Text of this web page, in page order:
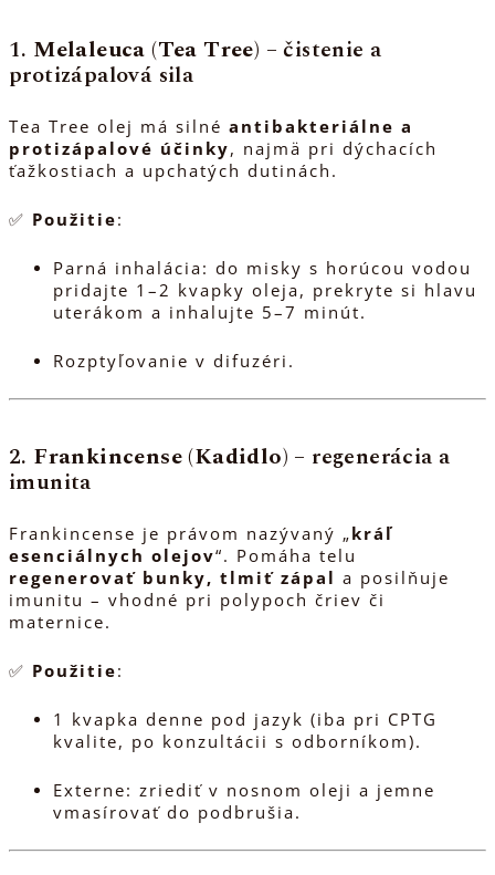
1. Melaleuca (Tea Tree) – čistenie a
protizápalová sila
Tea Tree olej má silné antibakteriálne a
protizápalové účinky, najmä pri dýchacích
ťažkostiach a upchatých dutinách.
✅ Použitie:
Parná inhalácia: do misky s horúcou vodou
pridajte 1–2 kvapky oleja, prekryte si hlavu
uterákom a inhalujte 5–7 minút.
Rozptyľovanie v difuzéri.
2. Frankincense (Kadidlo) – regenerácia a
imunita
Frankincense je právom nazývaný „kráľ
esenciálnych olejov“. Pomáha telu
regenerovať bunky, tlmiť zápal a posilňuje
imunitu – vhodné pri polypoch čriev či
maternice.
✅ Použitie:
1 kvapka denne pod jazyk (iba pri CPTG
kvalite, po konzultácii s odborníkom).
Externe: zriediť v nosnom oleji a jemne
vmasírovať do podbrušia.